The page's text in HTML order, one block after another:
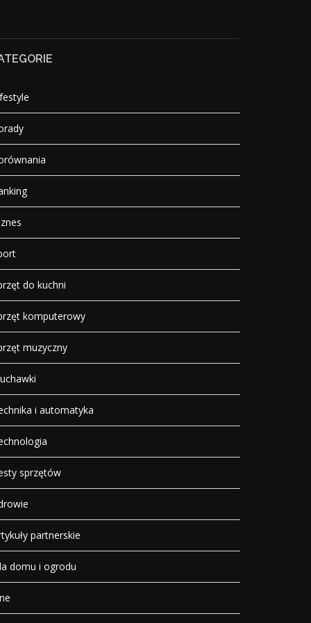
do kuchni
komputerowy
muzyczny
i automatyka
sprzętów
partnerskie
domu i ogrodu